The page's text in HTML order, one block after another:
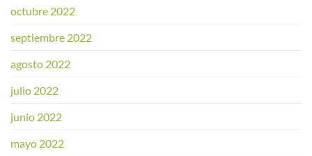
octubre 2022
septiembre 2022
agosto 2022
julio 2022
junio 2022
mayo 2022